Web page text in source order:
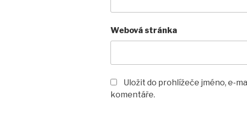
Webová stránka
Uložit do prohlížeče jméno, e-
komentáře.